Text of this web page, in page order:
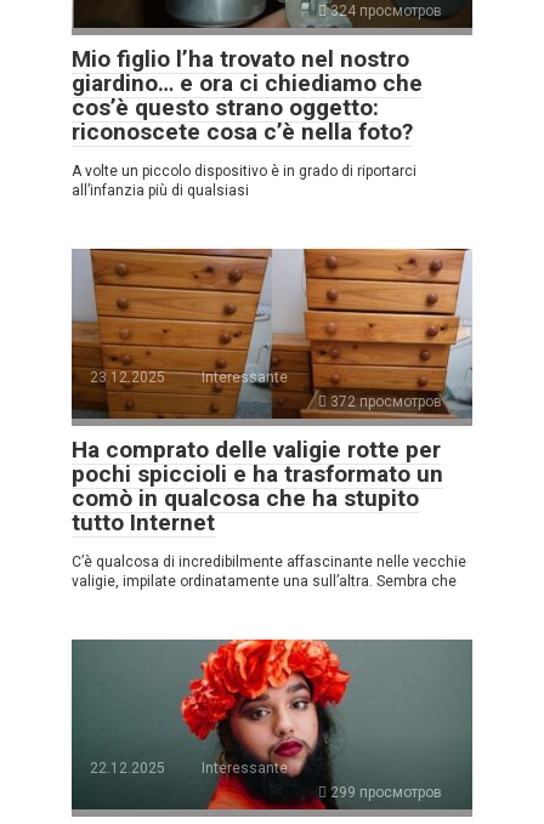
324 просмотров
Mio figlio l’ha trovato nel nostro
giardino… e ora ci chiediamo che
cos’è questo strano oggetto:
riconoscete cosa c’è nella foto?
A volte un piccolo dispositivo è in grado di riportarci
all’infanzia più di qualsiasi
23.12.2025
Interessante
372 просмотров
Ha comprato delle valigie rotte per
pochi spiccioli e ha trasformato un
comò in qualcosa che ha stupito
tutto Internet
C’è qualcosa di incredibilmente affascinante nelle vecchie
valigie, impilate ordinatamente una sull’altra. Sembra che
22.12.2025
Interessante
299 просмотров